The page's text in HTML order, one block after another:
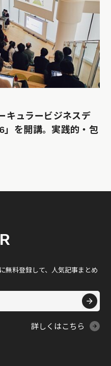
キュラービジネスデ
を開講。実践的・包
無料登録して、人気記事まとめ
詳しくはこちら